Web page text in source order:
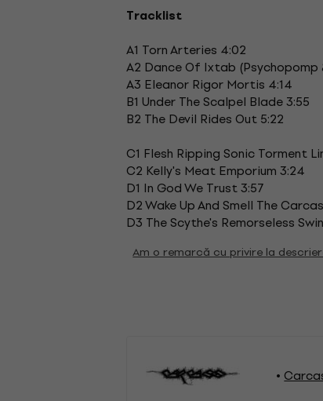
Tracklist
A1 Torn Arteries 4:02
A2 Dance Of Ixtab (Psychopomp
A3 Eleanor Rigor Mortis 4:14
B1 Under The Scalpel Blade 3:55
B2 The Devil Rides Out 5:22
C1 Flesh Ripping Sonic Torment
C2 Kelly's Meat Emporium 3:24
D1 In God We Trust 3:57
D2 Wake Up And Smell The
D3 The Scythe's Remorseless
Am o remarcă cu privire la